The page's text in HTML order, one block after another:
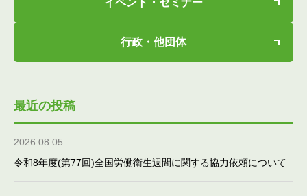
イベント・セミナー
行政・他団体
最近の投稿
2026.08.05
令和8年度(第77回)全国労働衛生週間に関する協力依頼について